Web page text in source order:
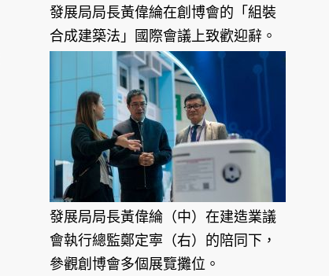
發展局局長黃偉綸在創博會的「組裝
合成建築法」國際會議上致歡迎辭。
發展局局長黃偉綸（中）在建造業議
會執行總監鄭定寕（右）的陪同下，
參觀創博會多個展覽攤位。